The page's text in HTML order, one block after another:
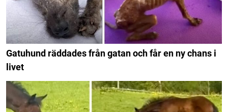
Gatuhund räddades från gatan och får en ny chans i
livet